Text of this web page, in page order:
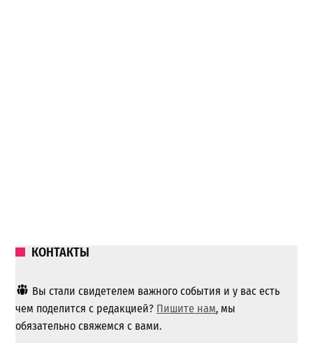
КОНТАКТЫ
Вы стали свидетелем важного события и у вас есть
чем поделится с редакцией? Пишите нам, мы
обязательно свяжемся с вами.